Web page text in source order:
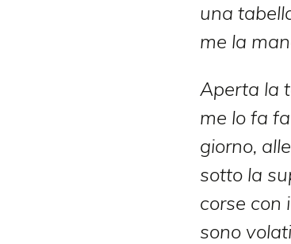
una
me la
Aperta la
me lo fa
giorno,
sotto la
corse con
sono